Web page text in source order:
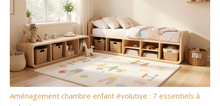
Aménagement chambre enfant évolutive : 7 essentiels à